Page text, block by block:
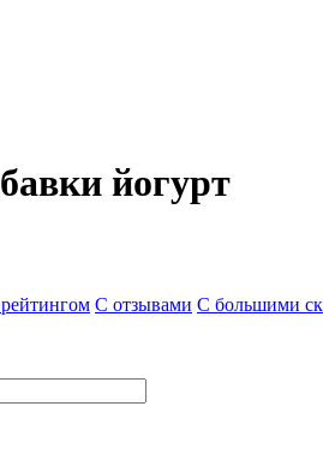
йогурт
C отзывами С большими